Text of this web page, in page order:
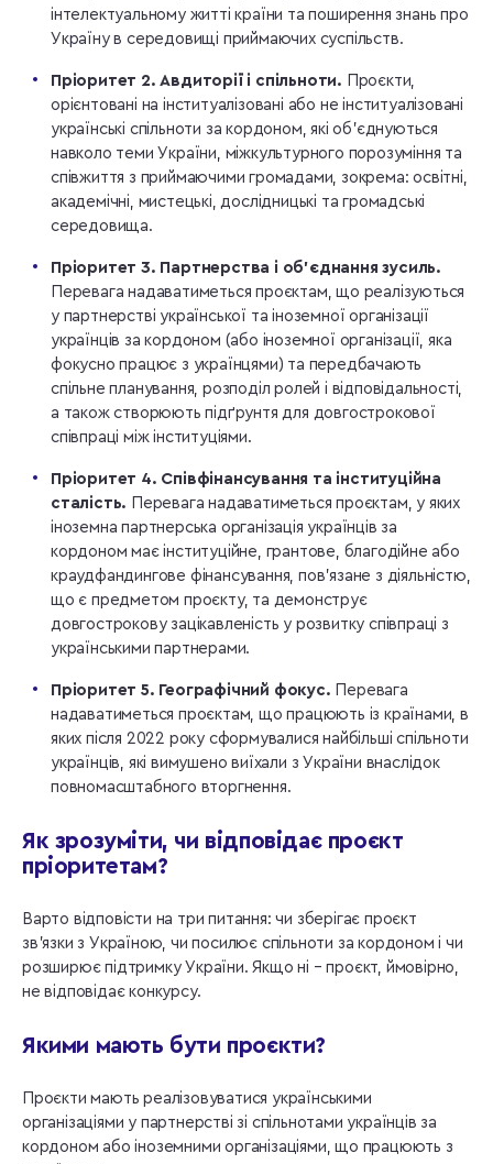
інтелектуальному житті країни та поширення знань про
Україну в середовищі приймаючих суспільств.
Пріоритет 2. Авдиторії і спільноти. Проєкти,
орієнтовані на інституалізовані або не інституалізовані
українські спільноти за кордоном, які об’єднуються
навколо теми України, міжкультурного порозуміння та
співжиття з приймаючими громадами, зокрема: освітні,
академічні, мистецькі, дослідницькі та громадські
середовища.
Пріоритет 3. Партнерства і об’єднання зусиль.
Перевага надаватиметься проєктам, що реалізуються
у партнерстві української та іноземної організації
українців за кордоном (або іноземної організації, яка
фокусно працює з українцями) та передбачають
спільне планування, розподіл ролей і відповідальності,
а також створюють підґрунтя для довгострокової
співпраці між інституціями.
Пріоритет 4. Співфінансування та інституційна
сталість. Перевага надаватиметься проєктам, у яких
іноземна партнерська організація українців за
кордоном має інституційне, грантове, благодійне або
краудфандингове фінансування, пов’язане з діяльністю,
що є предметом проєкту, та демонструє
довгострокову зацікавленість у розвитку співпраці з
українськими партнерами.
Пріоритет 5. Географічний фокус. Перевага
надаватиметься проєктам, що працюють із країнами, в
яких після 2022 року сформувалися найбільші спільноти
українців, які вимушено виїхали з України внаслідок
повномасштабного вторгнення.
Як зрозуміти, чи відповідає проєкт
пріоритетам?
Варто відповісти на три питання: чи зберігає проєкт
зв’язки з Україною, чи посилює спільноти за кордоном і чи
розширює підтримку України. Якщо ні – проєкт, ймовірно,
не відповідає конкурсу.
Якими мають бути проєкти?
Проєкти мають реалізовуватися українськими
організаціями у партнерстві зі спільнотами українців за
кордоном або іноземними організаціями, що працюють з